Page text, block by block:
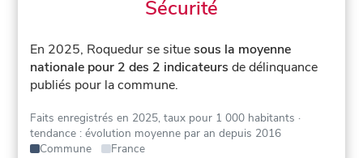
Sécurité
En 2025, Roquedur se situesous la moyenne
nationale pour 2 des 2 indicateurs de délinquance
publiés pour la commune.
Faits enregistrés en 2025, taux pour 1 000 habitants ·
tendance : évolution moyenne par an depuis 2016
Commune
France